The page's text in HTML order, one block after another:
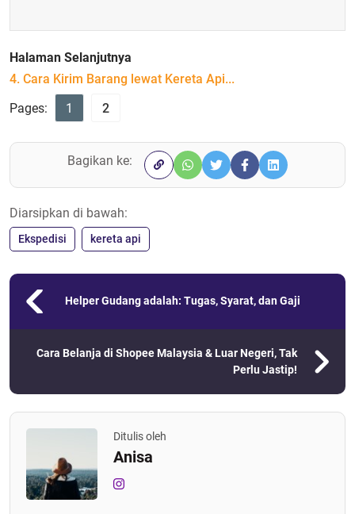
Halaman Selanjutnya
4. Cara Kirim Barang lewat Kereta Api...
Pages:
1 2
Bagikan ke:
Diarsipkan di bawah:
Ekspedisi kereta api
Helper Gudang adalah: Tugas, Syarat, dan Gaji
Cara Belanja di Shopee Malaysia & Luar Negeri, Tak
Perlu Jastip!
Ditulis oleh
Anisa